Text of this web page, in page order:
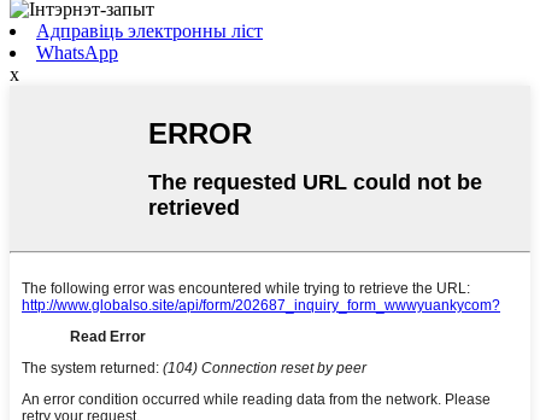
Адправіць электронны ліст
WhatsApp
x